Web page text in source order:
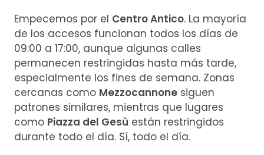
Empecemos por el Centro Antico. La mayoría
de los accesos funcionan todos los días de
09:00 a 17:00, aunque algunas calles
permanecen restringidas hasta más tarde,
especialmente los fines de semana. Zonas
cercanas como Mezzocannone siguen
patrones similares, mientras que lugares
como Piazza del Gesù están restringidos
durante todo el día. Sí, todo el día.